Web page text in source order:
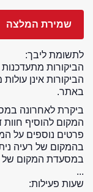
לתשומת ליבך:
הביקורות מתעדכנות
הביקורות אינן
באתר.
ביקרת לאחרונה
המקום להוסיף
פרטים נוספים על
בהמקום של רעיה
במסעדת המקום של
...
שעות פעילות: